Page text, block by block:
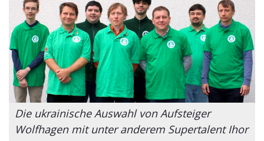
Die ukrainische Auswahl von Aufsteiger
Wolfhagen mit unter anderem Supertalent Ihor